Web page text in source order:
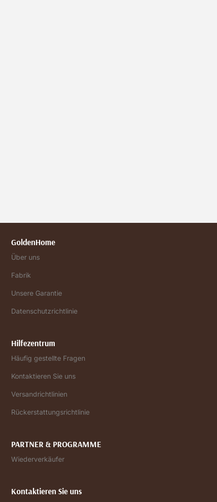
GoldenHome
Über uns
Fabrik
Unsere Garantie
Datenschutzrichtlinie
Hilfezentrum
Häufig gestellte Fragen
Kontaktieren Sie uns
Versandrichtlinien
Rückerstattungsrichtlinie
PARTNER & PROGRAMME
Wiederverkäufer
Kontaktieren Sie uns